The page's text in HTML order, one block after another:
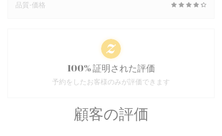
顧客の評価
品質-価格
100% 証明された評価
予約をしたお客様のみが評価できます